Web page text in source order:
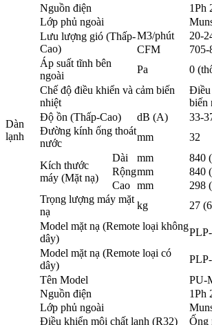
Dàn
lạnh
Nguồn điện
1Ph
Lớp phủ ngoài
Lưu lượng gió (Thấp-
Cao)
M3/phút
20-
CFM
705-
Áp suất tĩnh bên
ngoài
Pa
0
Chế độ điều khiển và cảm biến
nhiệt
Điều
biến
Độ ồn (Thấp-Cao)
dB (A)
33-
Đường kính ống thoát
nước
mm 32
Kích thước
máy (Mặt nạ)
Dài mm
840
Rộngmm
840
Cao mm
298
Trọng lượng máy mặt
nạ
kg
27
Model mặt nạ (Remote loại không
dây)
Model mặt nạ (Remote loại có
dây)
Tên Model
PU-
Nguồn điện
1Ph
Lớp phủ ngoài
Điều khiển môi chất lạnh (R32)
Ống